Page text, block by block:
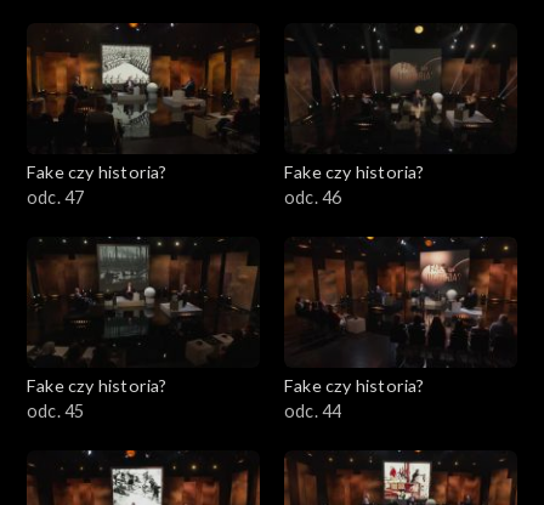
Fake czy historia?
odc. 47
Fake czy historia?
odc. 46
Fake czy historia?
odc. 45
Fake czy historia?
odc. 44